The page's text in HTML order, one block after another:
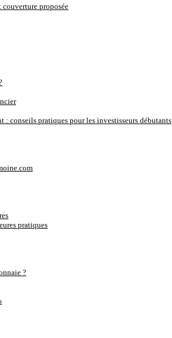
proposée
conseils pratiques pour les investisseurs débutants
pratiques
?